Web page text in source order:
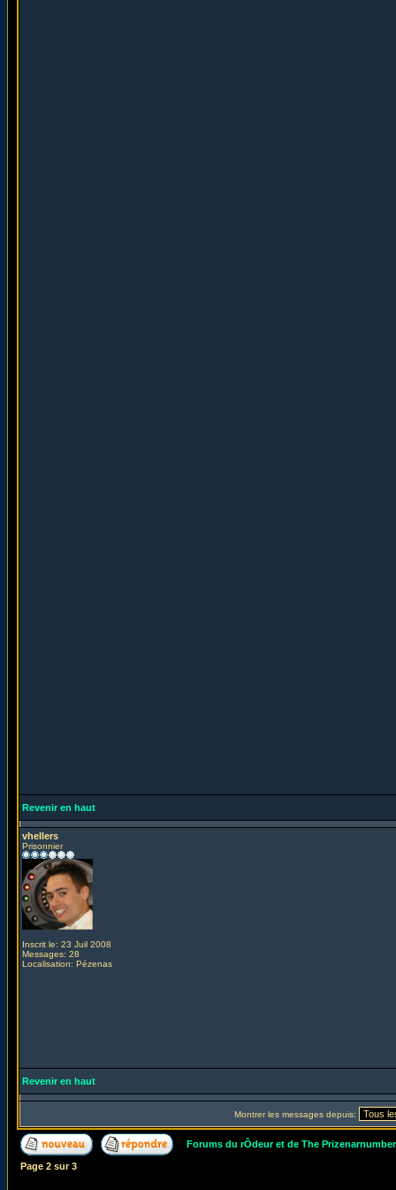
Revenir en haut
vhellers
Prisonnier
Inscrit le: 23 Juil 2008
Messages: 28
Localisation: Pézenas
Revenir en haut
Montrer les messages depuis:
Forums du rÔdeur et de The
Page 2 sur3